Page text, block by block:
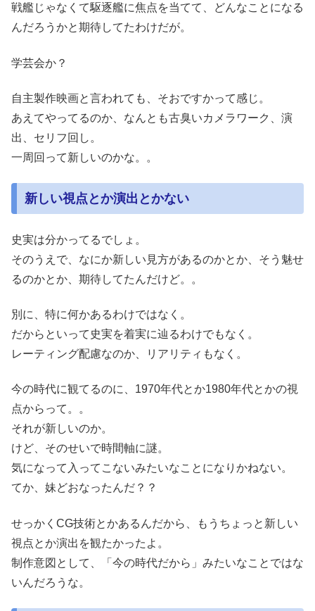
戦艦じゃなくて駆逐艦に焦点を当てて、どんなことになる
んだろうかと期待してたわけだが。
学芸会か？
自主製作映画と言われても、そおですかって感じ。
あえてやってるのか、なんとも古臭いカメラワーク、演
出、セリフ回し。
一周回って新しいのかな。。
新しい視点とか演出とかない
史実は分かってるでしょ。
そのうえで、なにか新しい見方があるのかとか、そう魅せ
るのかとか、期待してたんだけど。。
別に、特に何かあるわけではなく。
だからといって史実を着実に辿るわけでもなく。
レーティング配慮なのか、リアリティもなく。
今の時代に観てるのに、1970年代とか1980年代とかの視
点からって。。
それが新しいのか。
けど、そのせいで時間軸に謎。
気になって入ってこないみたいなことになりかねない。
てか、妹どおなったんだ？？
せっかくCG技術とかあるんだから、もうちょっと新しい
視点とか演出を観たかったよ。
制作意図として、「今の時代だから」みたいなことではな
いんだろうな。